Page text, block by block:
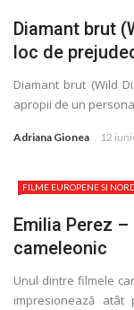
Diamant brut
loc de
Diamant brut (Wild
apropii de un
Adriana Gionea 12
FILME EUROPENE SI
Emilia Perez
cameleonic
Unul dintre filmele
impresionează atât